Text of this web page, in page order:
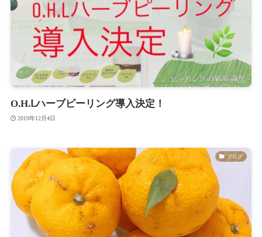
O.H.Ⅼハーブピーリング導入決定！
2019年12月4日
ブログ